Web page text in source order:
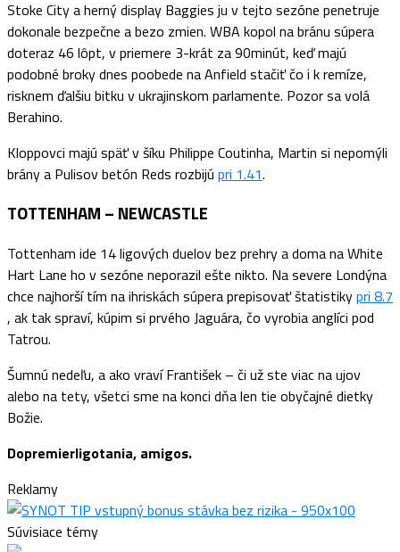
Stoke City a herný display Baggies ju v tejto sezóne penetruje
dokonale bezpečne a bezo zmien. WBA kopol na bránu súpera
doteraz 46 lôpt, v priemere 3-krát za 90minút, keď majú
podobné broky dnes poobede na Anfield stačiť čo i k remíze,
risknem ďalšiu bitku v ukrajinskom parlamente. Pozor sa volá
Berahino.
Kloppovci majú späť v šíku Philippe Coutinha, Martin si nepomýli
brány a Pulisov betón Reds rozbijú pri 1.41.
TOTTENHAM – NEWCASTLE
Tottenham ide 14 ligových duelov bez prehry a doma na White
Hart Lane ho v sezóne neporazil ešte nikto. Na severe Londýna
chce najhorší tím na ihriskách súpera prepisovať štatistikypri 8.7
, ak tak spraví, kúpim si prvého Jaguára, čo vyrobia anglíci pod
Tatrou.
Šumnú nedeľu, a ako vraví František – či už ste viac na ujov
alebo na tety, všetci sme na konci dňa len tie obyčajné dietky
Božie.
Dopremierligotania, amigos.
Reklamy
Súvisiace témy